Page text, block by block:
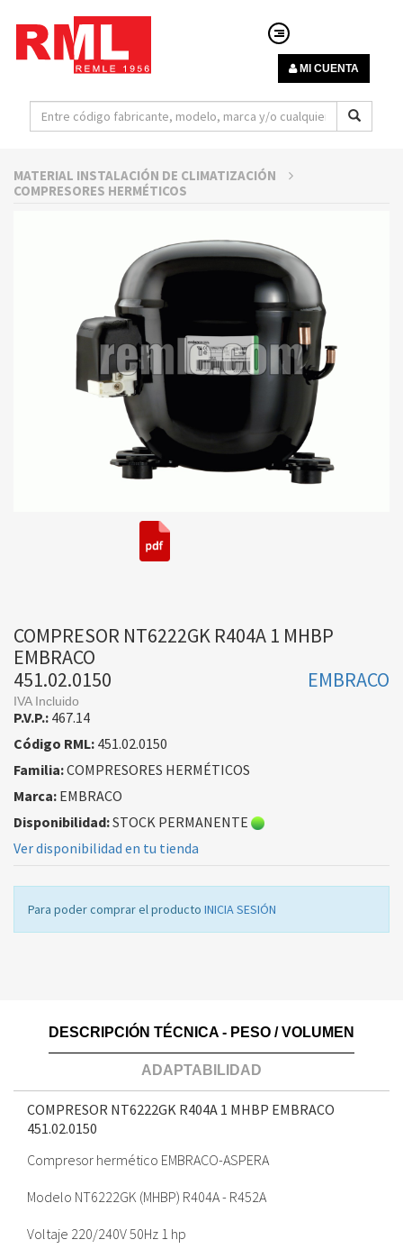
MI CUENTA
MATERIAL INSTALACIÓN DE CLIMATIZACIÓN
COMPRESORES HERMÉTICOS
COMPRESOR NT6222GK R404A 1 MHBP
EMBRACO
451.02.0150
EMBRACO
IVA Incluido
P.V.P.: 467.14
Código RML: 451.02.0150
Familia:COMPRESORES HERMÉTICOS
Marca: EMBRACO
Disponibilidad:STOCK PERMANENTE
Ver disponibilidad en tu tienda
Para poder comprar el producto INICIA SESIÓN
DESCRIPCIÓN TÉCNICA - PESO / VOLUMEN
ADAPTABILIDAD
COMPRESOR NT6222GK R404A 1 MHBP EMBRACO
451.02.0150
Compresor hermético EMBRACO-ASPERA
Modelo NT6222GK (MHBP) R404A - R452A
Voltaje 220/240V 50Hz 1 hp